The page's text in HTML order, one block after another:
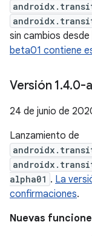
sin cambios desde
beta01 contiene
Versión 1.4.0-
24 de junio de
Lanzamiento de
alpha01 . La
confirmaciones.
Nuevas